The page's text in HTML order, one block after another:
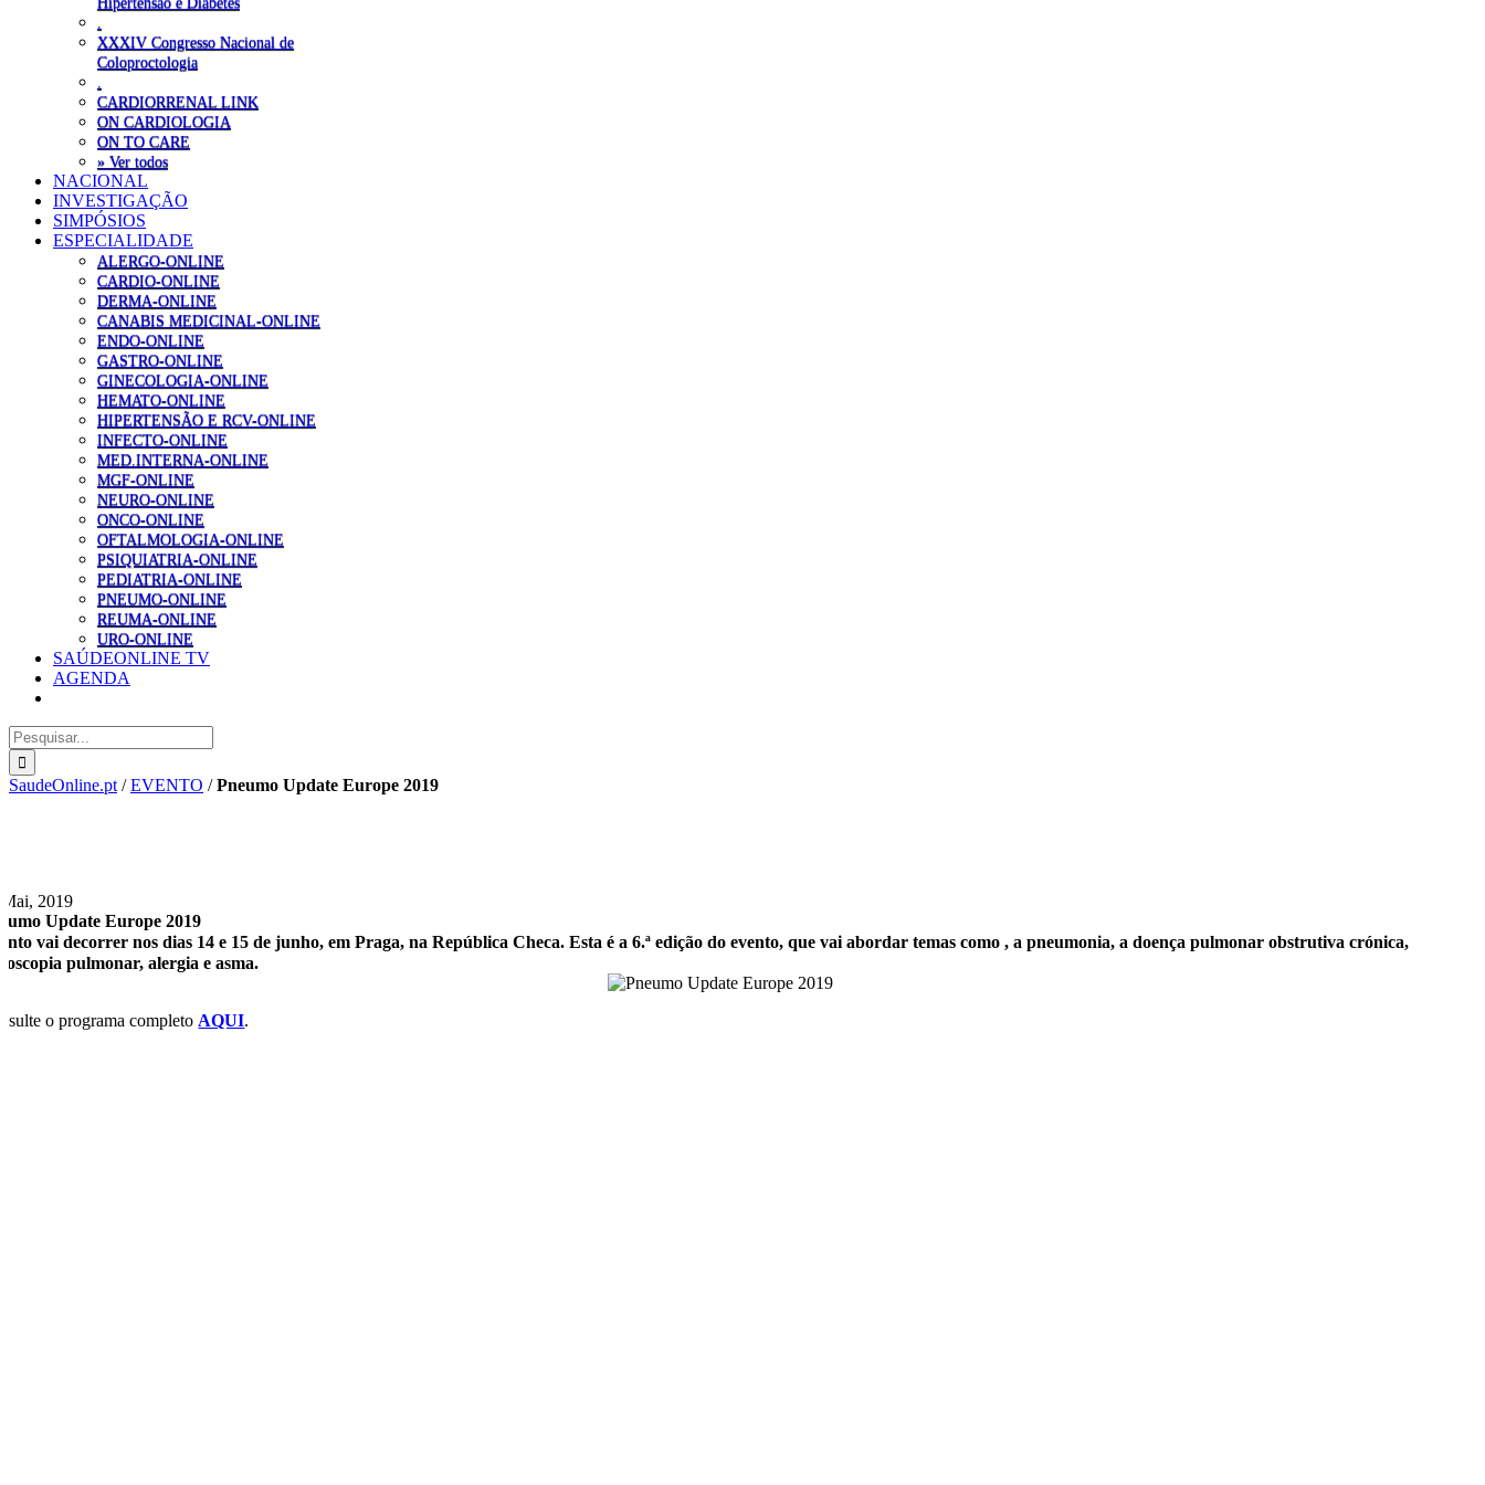
XXXIV Congresso Nacional de
Coloproctologia
CARDIORRENAL LINK
ON CARDIOLOGIA
ON TO CARE
» Ver todos
NACIONAL
INVESTIGAÇÃO
SIMPÓSIOS
ESPECIALIDADE
ALERGO-ONLINE
CARDIO-ONLINE
DERMA-ONLINE
CANABIS MEDICINAL-ONLINE
ENDO-ONLINE
GASTRO-ONLINE
GINECOLOGIA-ONLINE
HEMATO-ONLINE
HIPERTENSÃO E RCV-ONLINE
INFECTO-ONLINE
MED.INTERNA-ONLINE
MGF-ONLINE
NEURO-ONLINE
ONCO-ONLINE
OFTALMOLOGIA-ONLINE
PSIQUIATRIA-ONLINE
PEDIATRIA-ONLINE
PNEUMO-ONLINE
REUMA-ONLINE
URO-ONLINE
SAÚDEONLINE TV
AGENDA
Pesquisar
SaudeOnline.pt /EVENTO /Pneumo Update Europe 2019
2019
Update Europe 2019
vai decorrer nos dias 14 e 15 de junho, em Praga, na República Checa. Esta é a 6.ª edição do evento, que vai abordar temas como , a pneumonia, a doença pulmonar obstrutiva crónica,
pulmonar, alergia e asma.
o programa completo AQUI.